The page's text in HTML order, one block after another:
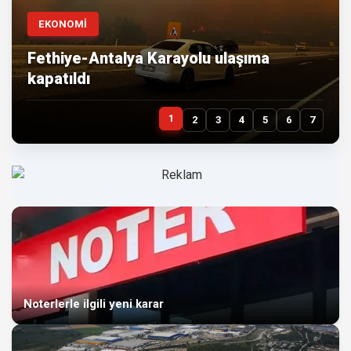
EKONOMİ
Fethiye-Antalya Karayolu ulaşıma
kapatıldı
1 2 3 4 5 6 7
Noterlerle ilgili yeni karar